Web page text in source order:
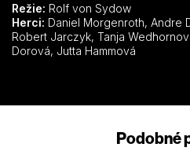
Pěstitelův syn Philip však na
se s Henrym postupně sbližuje.
odstěhuje se k Henrymu – s tím
vyrovnat…
Režie: Rolf von Sydow
Herci:
Robert Jarczyk, Tanja Wedhornová, André Dietrich, Karin
Dorová, Jutta Hammová
Podobné